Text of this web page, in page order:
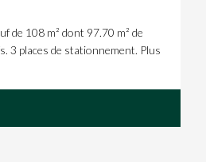
de 108 m² dont 97.70 m² de
3 places de stationnement. Plus